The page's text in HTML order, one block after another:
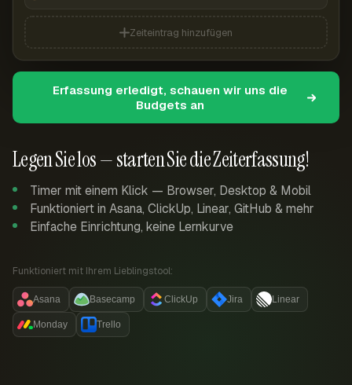
Legen Sie los — starten Sie die Zeiterfassung!
Timer mit einem Klick — Browser, Desktop & Mobil
Funktioniert in Asana, ClickUp, Linear, GitHub & mehr
Einfache Einrichtung, keine Lernkurve
Funktioniert mit Ihrem Lieblingstool:
Asana Basecamp ClickUp Jira Linear
Monday Trello
Zeiteintrag hinzufügen
Erfassung erledigt, schauen wir uns die
Budgets an